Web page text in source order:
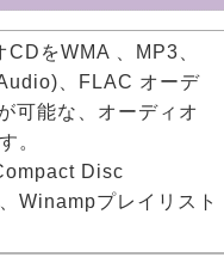
をWMA 、MP3、
、FLAC オーデ
可能な、オーディオ
。
Disc
Winampプレイリスト